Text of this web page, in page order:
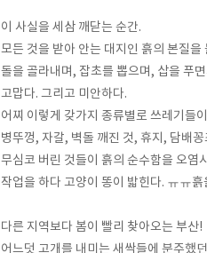
이 사실을 세삼 깨닫는 순간.
모든 것을 받아 안는 대지인 흙의 본질을
돌을 골라내며, 잡초를 뽑으며, 삽을 푸
고맙다. 그리고 미안하다.
어찌 이렇게 갖가지 종류별로 쓰레기들
병뚜껑, 자갈, 벽돌 깨진 것, 휴지, 담배
무심코 버린 것들이 흙의 순수함을 오염
작업을 하다 고양이 똥이 밟힌다. ㅠㅠ
다른 지역보다 봄이 빨리 찾아오는 부산!
어느덧 고개를 내미는 새싹들에 분주했던